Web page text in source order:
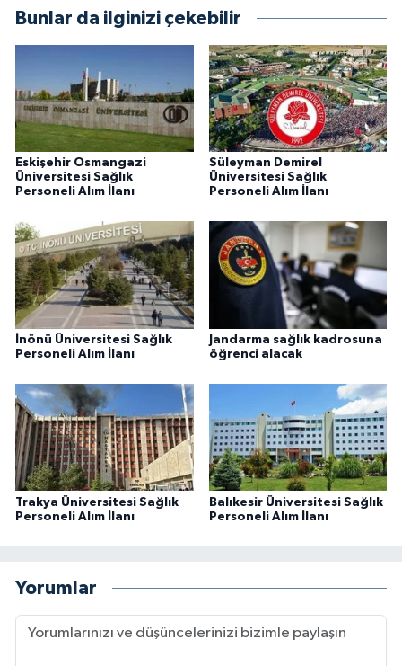
Bunlar da ilginizi çekebilir
Eskişehir Osmangazi
Üniversitesi Sağlık
Personeli Alım İlanı
Süleyman Demirel
Üniversitesi Sağlık
Personeli Alım İlanı
İnönü Üniversitesi Sağlık
Personeli Alım İlanı
Jandarma sağlık kadrosuna
öğrenci alacak
Trakya Üniversitesi Sağlık
Personeli Alım İlanı
Balıkesir Üniversitesi Sağlık
Personeli Alım İlanı
Yorumlar